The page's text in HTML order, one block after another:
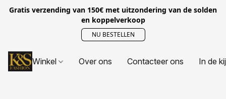
Gratis verzending van 150€ met uitzondering van de solden
en koppelverkoop
NU BESTELLEN
Winkel Over ons Contacteer ons In de